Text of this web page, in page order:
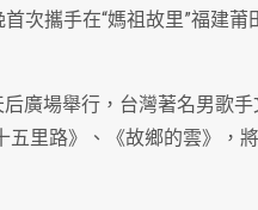
次攜手在“媽祖故里”福建莆
廣場舉行，台灣著名男歌
里路》、《故鄉的雲》，